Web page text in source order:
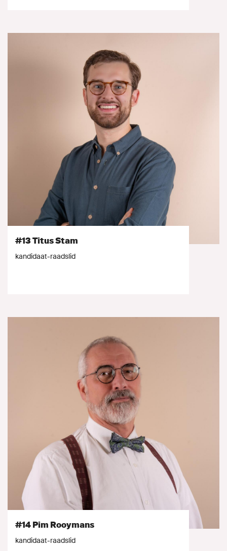
#13 Titus Stam
kandidaat-raadslid
#14 Pim Rooymans
kandidaat-raadslid